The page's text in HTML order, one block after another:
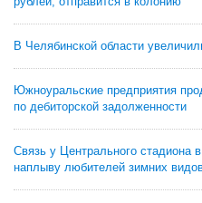
В Челябинской области
Южноуральские предприятия
по дебиторской задолженности
Связь у Центрального стадиона
наплыву любителей зимних